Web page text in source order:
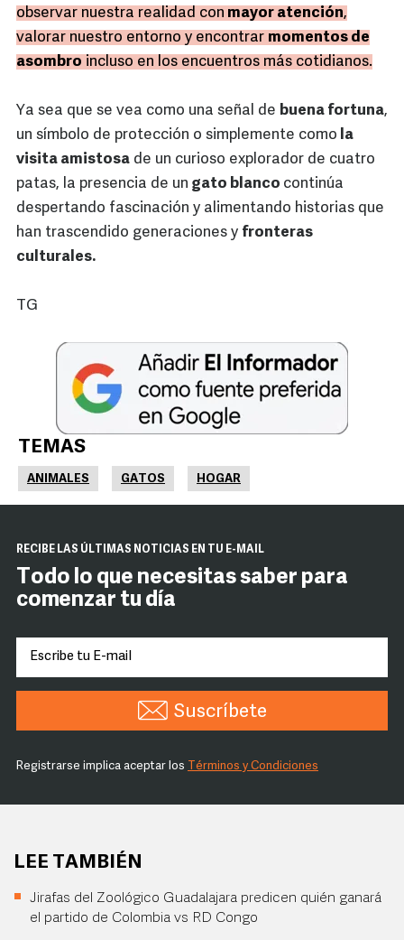
observar nuestra realidad con mayor atención,
valorar nuestro entorno y encontrar momentos de
asombro incluso en los encuentros más cotidianos.
Ya sea que se vea como una señal de buena fortuna,
un símbolo de protección o simplemente como la
visita amistosa de un curioso explorador de cuatro
patas, la presencia de un gato blanco continúa
despertando fascinación y alimentando historias que
han trascendido generaciones y fronteras
culturales.
TG
TEMAS
ANIMALES GATOS HOGAR
RECIBE LAS ÚLTIMAS NOTICIAS EN TU E-MAIL
Todo lo que necesitas saber para
comenzar tu día
Suscríbete
Registrarse implica aceptar los Términos y Condiciones
LEE TAMBIÉN
Jirafas del Zoológico Guadalajara predicen quién ganará
el partido de Colombia vs RD Congo